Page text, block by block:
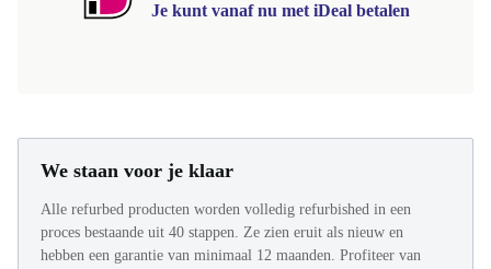
Je kunt vanaf nu met iDeal betalen
We staan voor je klaar
Alle refurbed producten worden volledig refurbished in een
proces bestaande uit 40 stappen. Ze zien eruit als nieuw en
hebben een garantie van minimaal 12 maanden. Profiteer van